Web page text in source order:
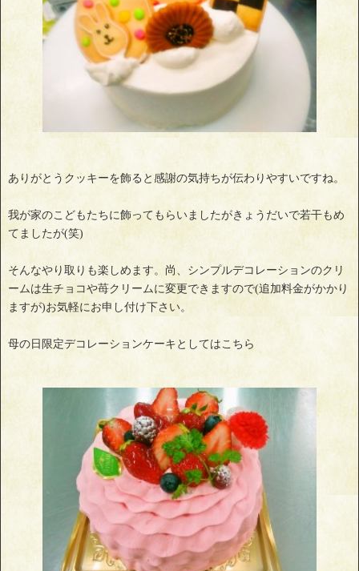
ありがとうクッキーを飾ると感謝の気持ちが伝わりやすいですね。
我が家のこどもたちに飾ってもらいましたがきょうだいで若干もめ
てましたが(笑)
そんなやり取りも楽しめます。尚、シンプルデコレーションのクリ
ームは生チョコや苺クリームに変更できますので(追加料金がかかり
ますが)お気軽にお申し付け下さい。
母の日限定デコレーションケーキとしてはこちら